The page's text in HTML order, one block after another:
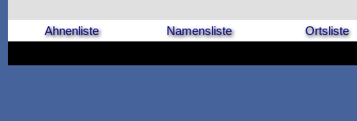
Ahnenliste Namensliste Ortsliste